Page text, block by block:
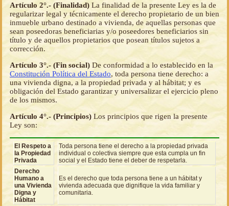
Artículo 2°.- (Finalidad) La finalidad de la presente Ley es la de
regularizar legal y técnicamente el derecho propietario de un bien
inmueble urbano destinado a vivienda, de aquellas personas que
sean poseedoras beneficiarias y/o poseedores beneficiarios sin
título y de aquellos propietarios que posean títulos sujetos a
corrección.
Artículo 3°.- (Fin social) De conformidad a lo establecido en la
Constitución Política del Estado, toda persona tiene derecho: a
una vivienda digna, a la propiedad privada y al hábitat; y es
obligación del Estado garantizar y universalizar el ejercicio pleno
de los mismos.
Artículo 4°.- (Principios) Los principios que rigen la presente
Ley son:
El Respeto a
la Propiedad
Privada
Toda persona tiene el derecho a la propiedad privada
individual o colectiva siempre que esta cumpla un fin
social y el Estado tiene el deber de respetarla.
Derecho
Humano a
una Vivienda
Digna y
Hábitat
Es el derecho que toda persona tiene a un hábitat y
vivienda adecuada que dignifique la vida familiar y
comunitaria.